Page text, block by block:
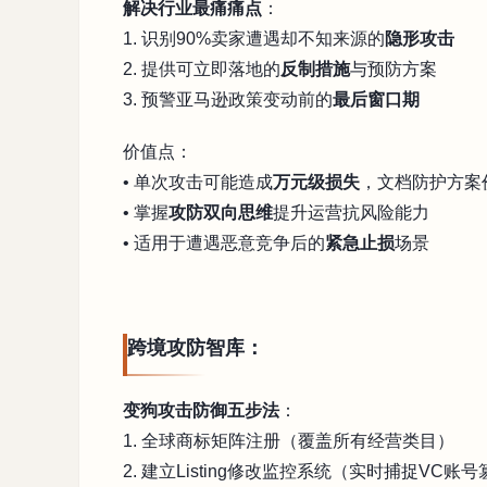
解决行业最痛痛点 ：
1. 识别90%卖家遭遇却不知来源的隐形攻击
2. 提供可立即落地的反制措施与预防方案
3. 预警亚马逊政策变动前的最后窗口期
价值点：
• 单次攻击可能造成万元级损失 ，文档防护方
• 掌握攻防双向思维提升运营抗风险能力
• 适用于遭遇恶意竞争后的紧急止损场景
跨境攻防智库：
变狗攻击防御五步法：
1. 全球商标矩阵注册（覆盖所有经营类目）
2. 建立Listing修改监控系统（实时捕捉VC账号